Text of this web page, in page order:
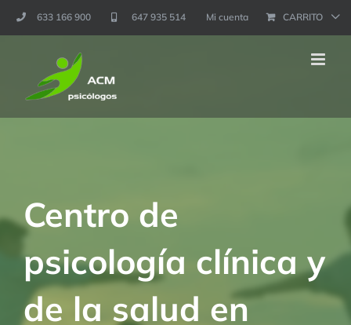
Saltar
al
633 166 900 647 935 514 Mi cuenta CARRITO
Centro de
psicología clínica y
de la salud en